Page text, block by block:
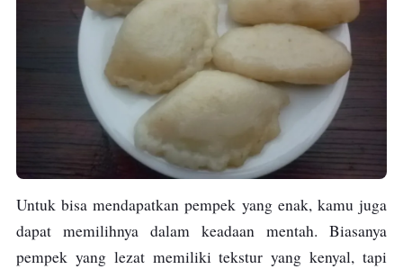
Untuk bisa mendapatkan pempek yang enak, kamu juga
dapat memilihnya dalam keadaan mentah. Biasanya
pempek yang lezat memiliki tekstur yang kenyal, tapi